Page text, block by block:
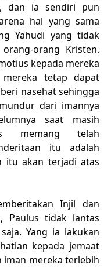
dan ia sendiri pun
hal yang sama
Yahudi yang tidak
orang Kristen.
kepada mereka
tetap dapat
nasehat sehingga
dari imannya
saat masih
memang telah
itu adalah
itu akan terjadi atas
Injil dan
Paulus tidak lantas
Yang ia lakukan
kepada jemaat
mereka terlebih